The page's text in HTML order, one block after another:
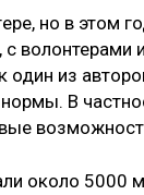
но в этом
с
из
В
около 5000